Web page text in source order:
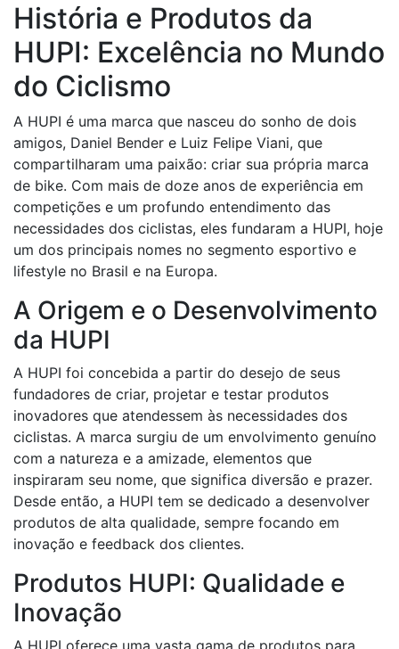
História e Produtos da
HUPI: Excelência no Mundo
do Ciclismo
A HUPI é uma marca que nasceu do sonho de dois
amigos, Daniel Bender e Luiz Felipe Viani, que
compartilharam uma paixão: criar sua própria marca
de bike. Com mais de doze anos de experiência em
competições e um profundo entendimento das
necessidades dos ciclistas, eles fundaram a HUPI, hoje
um dos principais nomes no segmento esportivo e
lifestyle no Brasil e na Europa.
A Origem e o Desenvolvimento
da HUPI
A HUPI foi concebida a partir do desejo de seus
fundadores de criar, projetar e testar produtos
inovadores que atendessem às necessidades dos
ciclistas. A marca surgiu de um envolvimento genuíno
com a natureza e a amizade, elementos que
inspiraram seu nome, que significa diversão e prazer.
Desde então, a HUPI tem se dedicado a desenvolver
produtos de alta qualidade, sempre focando em
inovação e feedback dos clientes.
Produtos HUPI: Qualidade e
Inovação
A HUPI oferece uma vasta gama de produtos para